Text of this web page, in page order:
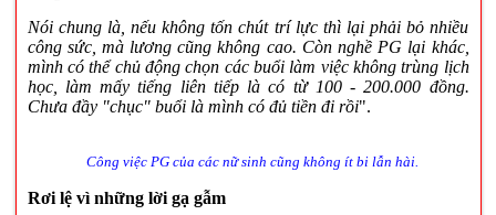
Nói chung là, nếu không tốn chút trí lực thì lại phải bỏ nhiều
công sức, mà lương cũng không cao. Còn nghề PG lại khác,
mình có thể chủ động chọn các buổi làm việc không trùng lịch
học, làm mấy tiếng liên tiếp là có từ 100 - 200.000 đồng.
Chưa đầy "chục" buổi là mình có đủ tiền đi rồi".
Công việc PG của các nữ sinh cũng không ít bi lẫn hài.
Rơi lệ vì những lời gạ gẫm